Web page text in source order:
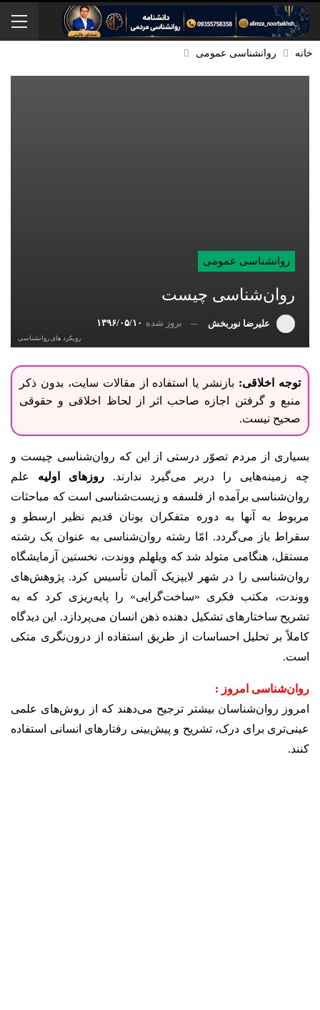
خانه روانشناسی عمومی
روانشناسی عمومی
روان‌شناسی چیست
علیرضا نوربخش بروز شده ۱۳۹۶/۰۵/۱۰
رویکرد های روانشناسی
توجه اخلاقی: بازنشر یا استفاده از مقالات سایت، بدون ذکر
منبع و گرفتن اجازه صاحب اثر از لحاظ اخلاقی و حقوقی
صحیح نیست.
بسیاری از مردم تصوّر درستی از این که روان‌شناسی چیست و
چه زمینه‌هایی را دربر می‌گیرد ندارند.روزهای اولیه
علم
روان‌شناسی برآمده از فلسفه و زیست‌شناسی است که مباحثات
مربوط به آنها به دوره متفکران یونان قدیم نظیر ارسطو و
سقراط باز می‌گردد. امّا رشته روان‌شناسی به عنوان یک رشته
مستقل، هنگامی متولد شد که ویلهلم ووندت، نخستین آزمایشگاه
روان‌شناسی را در شهر لایپزیک آلمان تأسیس کرد. پژوهش‌های
ووندت، مکتب فکری «ساخت‌گرایی» را پایه‌ریزی کرد که به
تشریح ساختارهای تشکیل دهنده ذهن انسان می‌پردازد. این دیدگاه
کاملاً بر تحلیل احساسات از طریق استفاده از درون‌نگری متکی
است.
روان‌شناسی امروز :
امروز روان‌شناسان بیشتر ترجیح می‌دهند که از روش‌های علمی
عینی‌تری برای درک، تشریح و پیش‌بینی رفتارهای انسانی استفاده
کنند.